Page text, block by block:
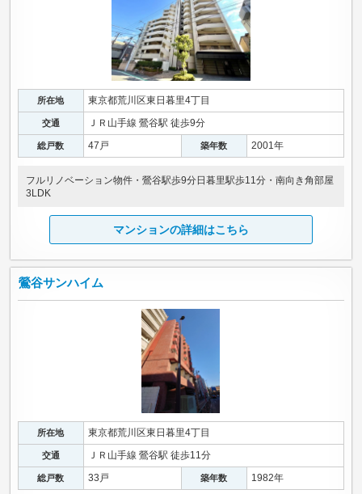
所在地 東京都荒川区東日暮里4丁目
交通 ＪＲ山手線 鶯谷駅 徒歩9分
総戸数 47戸 築年数 2001年
フルリノベーション物件・鶯谷駅歩9分日暮里駅歩11分・南向き角部屋
3LDK
マンションの詳細はこちら
鶯谷サンハイム
所在地 東京都荒川区東日暮里4丁目
交通 ＪＲ山手線 鶯谷駅 徒歩11分
総戸数 33戸 築年数 1982年